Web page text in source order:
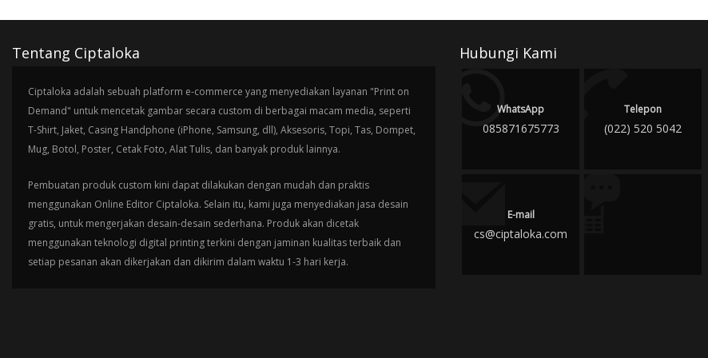
Tentang Ciptaloka
Ciptaloka adalah sebuah platform e-commerce yang menyediakan layanan "Print on
Demand" untuk mencetak gambar secara custom di berbagai macam media, seperti
T-Shirt, Jaket, Casing Handphone (iPhone, Samsung, dll), Aksesoris, Topi, Tas, Dompet,
Mug, Botol, Poster, Cetak Foto, Alat Tulis, dan banyak produk lainnya.
Pembuatan produk custom kini dapat dilakukan dengan mudah dan praktis
menggunakan Online Editor Ciptaloka. Selain itu, kami juga menyediakan jasa desain
gratis, untuk mengerjakan desain-desain sederhana. Produk akan dicetak
menggunakan teknologi digital printing terkini dengan jaminan kualitas terbaik dan
setiap pesanan akan dikerjakan dan dikirim dalam waktu 1-3 hari kerja.
Hubungi Kami
WhatsApp
085871675773
Telepon
(022) 520 5042
E-mail
cs@ciptaloka.com